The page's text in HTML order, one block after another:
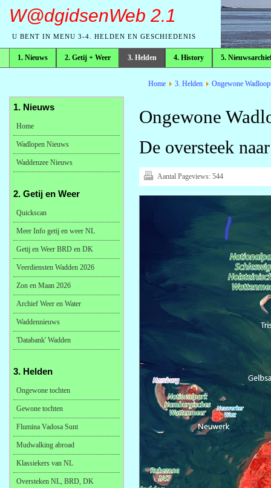
W@dgidsenWeb 2.1
U BENT IN MENU 3-4. HELDEN EN GESCHIEDENIS
1. Nieuws 2. Getij + Weer 3. Helden 4. History 5.
broodkruimelpad
Home 3. Helden Ongewone
Ongewone
De oversteek
Aantal Pageviews: 544
1. Nieuws
Home
Wadlopen Nieuws
Waddenzee Nieuws
2. Getij en Weer
Quickscan
Meer Info getij en weer NL
Getij en Weer BRD en DK
Veerdiensten Wadden 2026
Zon en Maan 2026
Archief Weer en Water
Waddennieuws
'Databank' Wadden
3. Helden
Ongewone tochten
Gewone tochten
Flumina Vadosa Sunt
Mudwalking abroad
Klassiekers van NL
Oversteken NL, BRD, DK